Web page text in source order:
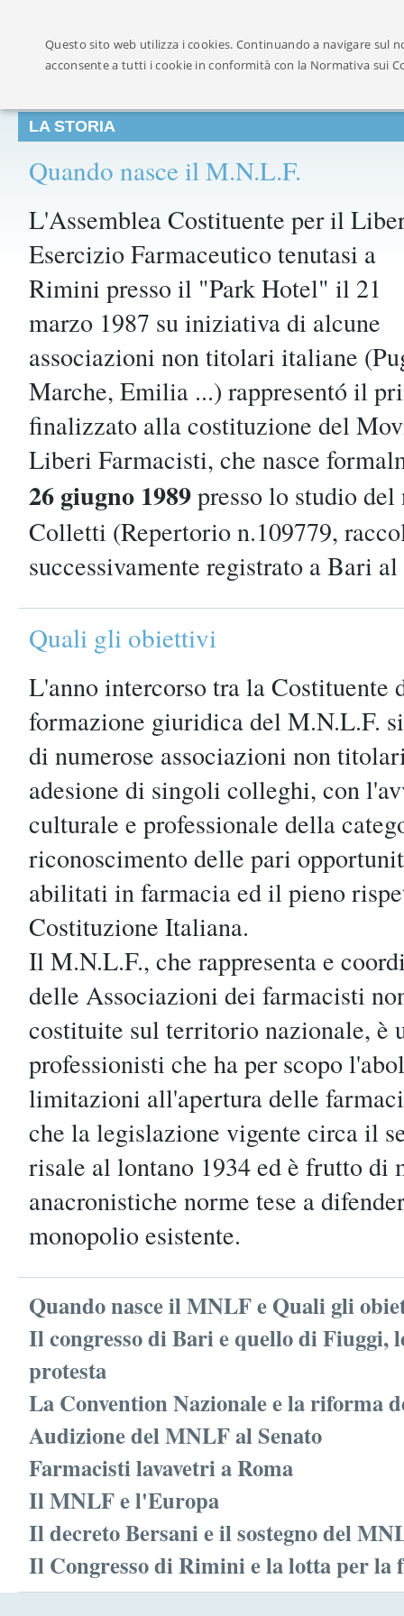
LA STORIA
Quando nasce il M.N.L.F.
L'Assemblea Costituente per il
Esercizio Farmaceutico tenutasi a
Rimini presso il "Park Hotel" il 21
marzo 1987 su iniziativa di alcune
associazioni non titolari italiane
Marche, Emilia ...) rappresentó il
finalizzato alla costituzione del
Liberi Farmacisti, che nasce
26 giugno 1989presso lo studio
Colletti (Repertorio n.109779,
successivamente registrato a Bari
Quali gli obiettivi
L'anno intercorso tra la Costituente
formazione giuridica del M.N.L.F.
di numerose associazioni non
adesione di singoli colleghi, con
culturale e professionale della
riconoscimento delle pari
abilitati in farmacia ed il pieno
Costituzione Italiana.
Il M.N.L.F., che rappresenta e
delle Associazioni dei farmacisti
costituite sul territorio nazionale, è
professionisti che ha per scopo
limitazioni all'apertura delle
che la legislazione vigente circa il
risale al lontano 1934 ed è frutto di
anacronistiche norme tese a
monopolio esistente.
Quando nasce il MNLF e Quali gli
Il congresso di Bari e quello di Fiuggi,
protesta
La Convention Nazionale e la riforma
Audizione del MNLF al Senato
Farmacisti lavavetri a Roma
Il MNLF e l'Europa
Il decreto Bersani e il sostegno del
Il Congresso di Rimini e la lotta per la
Questo sito web utilizza i cookies. Continuando a navigare sul
acconsente a tutti i cookie in conformità con la Normativa sui